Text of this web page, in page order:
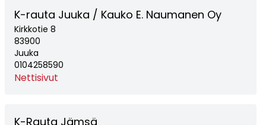
K-rauta Juuka / Kauko E. Naumanen Oy
Kirkkotie 8
83900
Juuka
0104258590
Nettisivut
K-Rauta Jämsä